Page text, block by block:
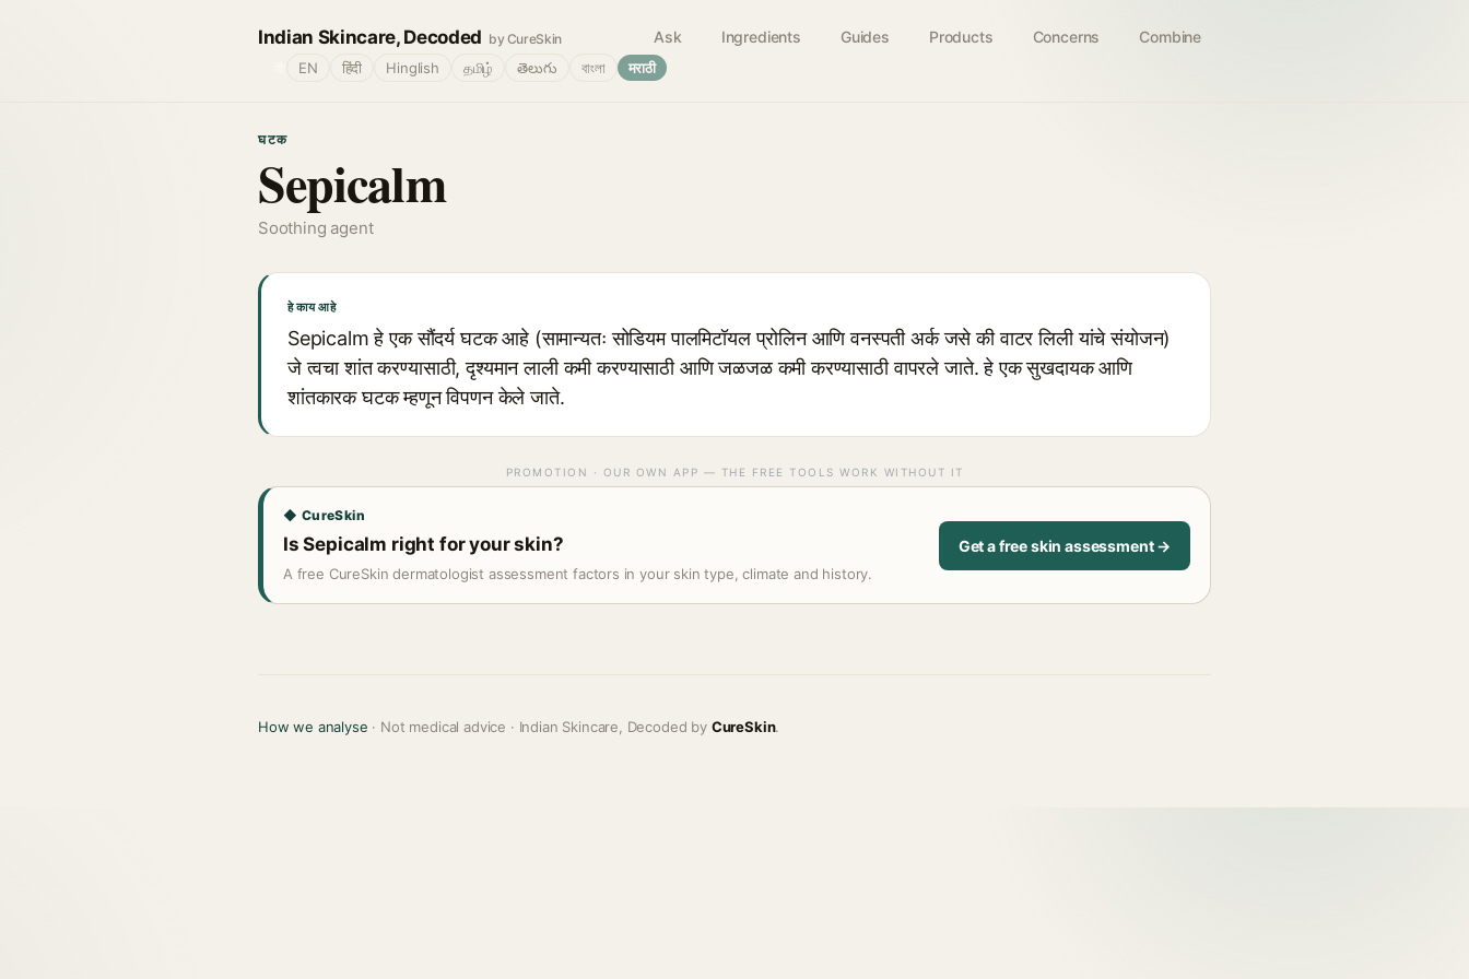
Indian Skincare, Decoded by CureSkin Ask Ingredients Guides Products Concerns Combine
EN हिंदी Hinglish தமிழ் తెలుగు বাংলা मराठी
घटक
Sepicalm
Soothing agent
हे काय आहे
Sepicalm हे एक सौंदर्य घटक आहे (सामान्यतः सोडियम पालमिटॉयल प्रोलिन आणि वनस्पती अर्क जसे की वाटर लिली यांचे संयोजन)
जे त्वचा शांत करण्यासाठी, दृश्यमान लाली कमी करण्यासाठी आणि जळजळ कमी करण्यासाठी वापरले जाते. हे एक सुखदायक आणि
शांतकारक घटक म्हणून विपणन केले जाते.
PROMOTION · OUR OWN APP — THE FREE TOOLS WORK WITHOUT IT
◆ CureSkin
Is Sepicalm right for your skin?
A free CureSkin dermatologist assessment factors in your skin type, climate and history.
Get a free skin assessment →
How we analyse · Not medical advice · Indian Skincare, Decoded by CureSkin.